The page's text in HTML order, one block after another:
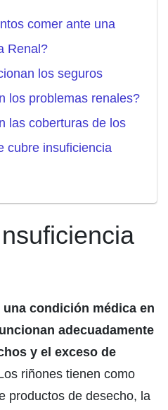
comer ante una
Renal?
los seguros
los problemas renales?
las coberturas de los
cubre insuficiencia
una condición médica en
adecuadamente
y el exceso de
riñones tienen como
productos de desecho, la